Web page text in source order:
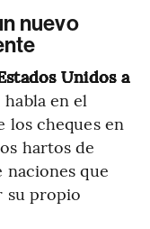
nuevo
Unidos a
habla en el
los cheques en
hartos de
que
su propio